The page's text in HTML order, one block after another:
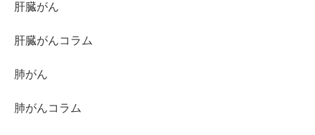
肝臓がん
肝臓がんコラム
肺がん
肺がんコラム